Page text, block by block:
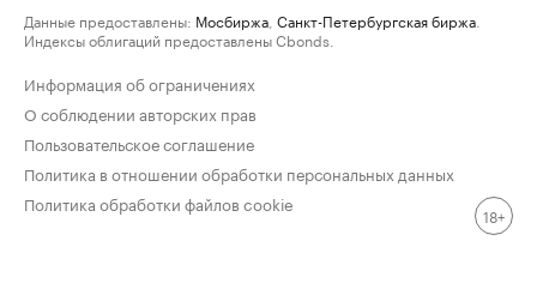
Данные предоставлены: Мосбиржа Санкт-Петербургская биржа
Индексы облигаций предоставлены Cbonds.
Информация об ограничениях
О соблюдении авторских прав
Пользовательское соглашение
Политика в отношении обработки персональных данных
Политика обработки файлов cookie
18+